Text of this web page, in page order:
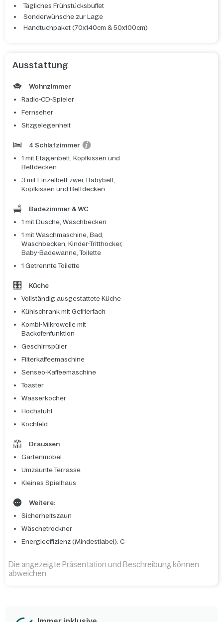
Tägliches Frühstücksbuffet
Sonderwünsche zur Lage
Handtuchpaket (70x140cm & 50x100cm)
Ausstattung
Wohnzimmer
Radio-CD-Spieler
Fernseher
Sitzgelegenheit
4 Schlafzimmer
1 mit Etagenbett, Kopfkissen und
Bettdecken
3 mit Einzelbett zwei, Babybett,
Kopfkissen und Bettdecken
Badezimmer & WC
1 mit Dusche, Waschbecken
1 mit Waschmaschine, Bad,
Waschbecken, Kinder-Tritthocker,
Baby-Badewanne, Toilette
1 Getrennte Toilette
Küche
Vollständig ausgestattete Küche
Kühlschrank mit Gefrierfach
Kombi-Mikrowelle mit
Backofenfunktion
Geschirrspüler
Filterkaffeemaschine
Senseo-Kaffeemaschine
Toaster
Wasserkocher
Hochstuhl
Kochfeld
Draussen
Gartenmöbel
Umzäunte Terrasse
Kleines Spielhaus
Weitere:
Sicherheitszaun
Wäschetrockner
Energieeffizienz (Mindestlabel): C
Die angezeigte Präsentation und Beschreibung können
abweichen